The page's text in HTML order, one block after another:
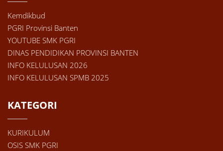
Kemdikbud
PGRI Provinsi Banten
YOUTUBE SMK PGRI
DINAS PENDIDIKAN PROVINSI BANTEN
INFO KELULUSAN 2026
INFO KELULUSAN SPMB 2025
KATEGORI
KURIKULUM
OSIS SMK PGRI